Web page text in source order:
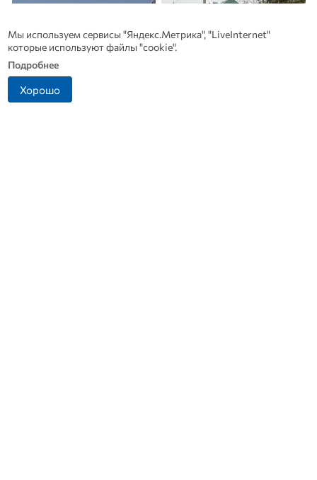
Мы используем сервисы "Яндекс.Метрика", "LiveInternet"
которые используют файлы "cookie".
Подробнее
Хорошо